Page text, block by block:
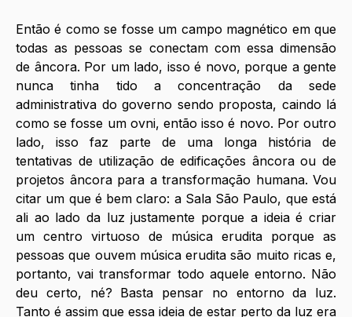
Então é como se fosse um campo magnético em que
todas as pessoas se conectam com essa dimensão
de âncora. Por um lado, isso é novo, porque a gente
nunca tinha tido a concentração da sede
administrativa do governo sendo proposta, caindo lá
como se fosse um ovni, então isso é novo. Por outro
lado, isso faz parte de uma longa história de
tentativas de utilização de edificações âncora ou de
projetos âncora para a transformação humana. Vou
citar um que é bem claro: a Sala São Paulo, que está
ali ao lado da luz justamente porque a ideia é criar
um centro virtuoso de música erudita porque as
pessoas que ouvem música erudita são muito ricas e,
portanto, vai transformar todo aquele entorno. Não
deu certo, né? Basta pensar no entorno da luz.
Tanto é assim que essa ideia de estar perto da luz era